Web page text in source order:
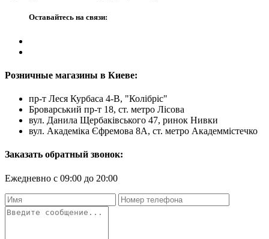
Оставайтесь на связи:
Розничные магазины в Киеве:
пр-т Леся Курбаса 4-В, "Колібріс"
Броварський пр-т 18, ст. метро Лісова
вул. Данила Щербаківського 47, ринок Нивки
вул. Академіка Єфремова 8А, ст. метро Академмістечко
Заказать обратный звонок:
Ежедневно с 09:00 до 20:00